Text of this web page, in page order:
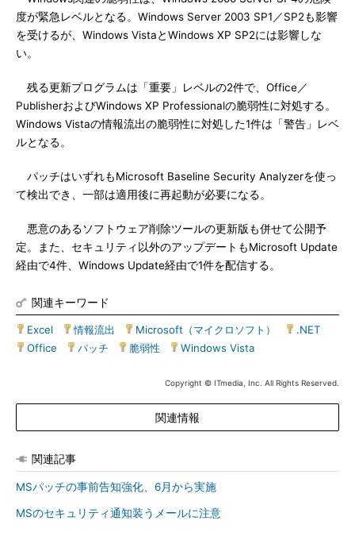
度が緊急レベルとなる。Windows Server 2003 SP1／SP2も影響
を受けるが、Windows VistaとWindows XP SP2には影響しな
い。
残る更新プログラムは「重要」レベルの2件で、Office／
PublisherおよびWindows XP Professionalの脆弱性に対処する。
Windows Vistaの情報流出の脆弱性に対処した1件は「警告」レベ
ルとなる。
パッチはいずれもMicrosoft Baseline Security Analyzerを使っ
て検出でき、一部は適用後に再起動が必要になる。
悪意のあるソフトウェア削除ツールの更新版も併せて公開予
定。また、セキュリティ以外のアップデートもMicrosoft Update
経由で4件、Windows Update経由で1件を配信する。
関連キーワード
Excel 情報流出 Microsoft（マイクロソフト） .NET
Office
パッチ 脆弱性 Windows Vista
Copyright © ITmedia, Inc. All Rights Reserved.
関連情報
関連記事
MSパッチの事前告知強化、6月から実施
MSのセキュリティ通知装うメールに注意